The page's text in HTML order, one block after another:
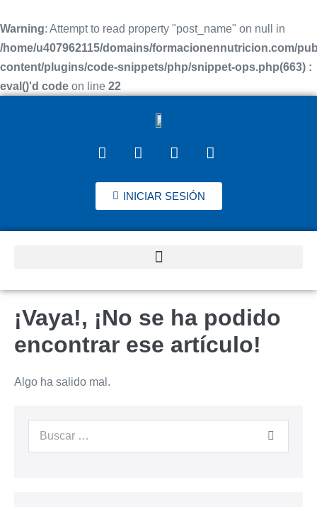
Warning: Attempt to read property "post_name" on null in
/home/u407962115/domains/formacionennutricion.com/
content/plugins/code-snippets/php/snippet-ops.php(663) :
eval()'d code on line 22
INICIAR SESIÓN
¡Vaya!, ¡No se ha podido
encontrar ese artículo!
Algo ha salido mal.